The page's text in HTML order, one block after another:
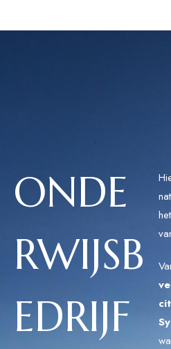
ONDE
RWIJSB
EDRIJF